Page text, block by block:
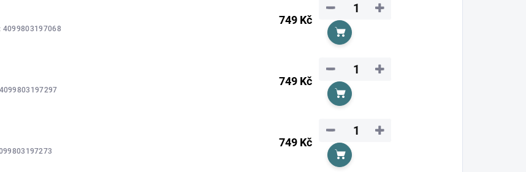
4099803197068
749 Kč
+
−
Do košíku
4099803197297
749 Kč
+
−
Do košíku
749 Kč
+
−
Do košíku